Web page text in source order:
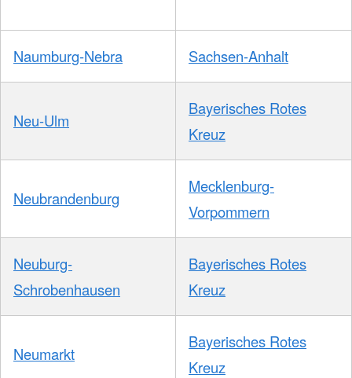
Naumburg-Nebra Sachsen-Anhalt
Neu-Ulm
Bayerisches Rotes
Kreuz
Neubrandenburg
Mecklenburg-
Vorpommern
Neuburg-
Schrobenhausen
Bayerisches Rotes
Kreuz
Neumarkt
Bayerisches Rotes
Kreuz
/